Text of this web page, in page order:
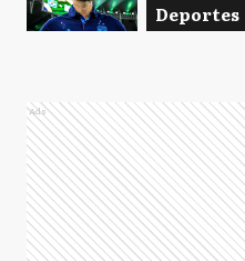
Deportes
Ads